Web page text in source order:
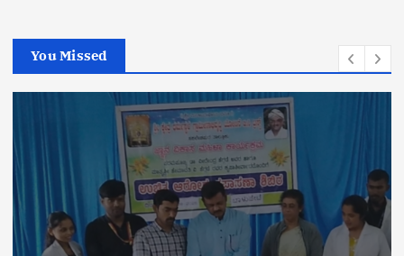
You Missed